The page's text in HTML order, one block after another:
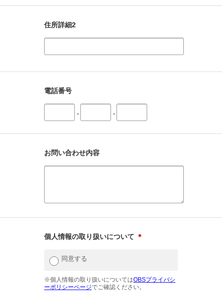
住所詳細2
電話番号
- -
お問い合わせ内容
個人情報の取り扱いについて ＊
同意する
※個人情報の取り扱いについてはOBSプライバシ
ーポリシーページでご確認ください。